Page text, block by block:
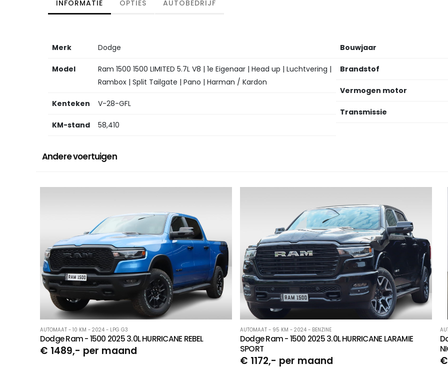
INFORMATIE OPTIES AUTOBEDRIJF
Merk Dodge
Model
Ram 1500 1500 LIMITED 5.7L V8 | 1e Eigenaar | Head up | Luchtvering |
Rambox | Split Tailgate | Pano | Harman / Kardon
Kenteken V-28-GFL
KM-stand 58,410
Bouwjaar
Brandstof
Vermogen motor
Transmissie
Andere voertuigen
AUTOMAAT - 10 KM - 2024 - LPG G3
Dodge Ram - 1500 2025 3.0L HURRICANE REBEL
€ 1489,- per maand
AUTOMAAT - 95 KM - 2024 - BENZINE
Dodge Ram - 1500 2025 3.0L HURRICANE LARAMIE
SPORT
€ 1172,- per maand